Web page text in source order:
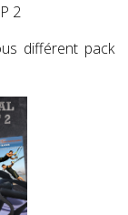
2
différent pack